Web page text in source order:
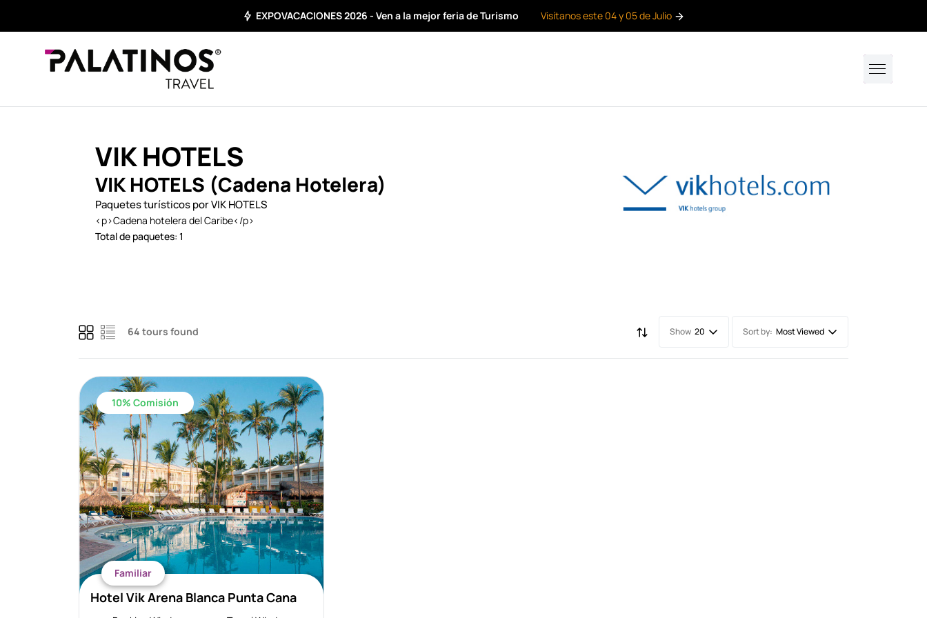
EXPOVACACIONES 2026 - Ven a la mejor feria de Turismo Visítanos este 04 y 05 de Julio
VIK HOTELS
VIK HOTELS (Cadena Hotelera)
Paquetes turísticos por VIK HOTELS
<p>Cadena hotelera del Caribe</p>
Total de paquetes: 1
64 tours found Show 20 Sort by: Most Viewed
10% Comisión
Familiar
Hotel Vik Arena Blanca Punta Cana